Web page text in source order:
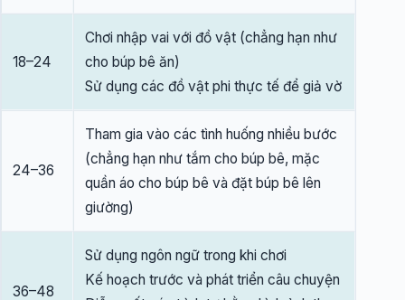
18–24
Chơi nhập vai với đồ vật (chẳng hạn như
cho búp bê ăn)
Sử dụng các đồ vật phi thực tế để giả vờ
24–36
Tham gia vào các tình huống nhiều bước
(chẳng hạn như tắm cho búp bê, mặc
quần áo cho búp bê và đặt búp bê lên
giường)
36–48
Sử dụng ngôn ngữ trong khi chơi
Kế hoạch trước và phát triển câu chuyện